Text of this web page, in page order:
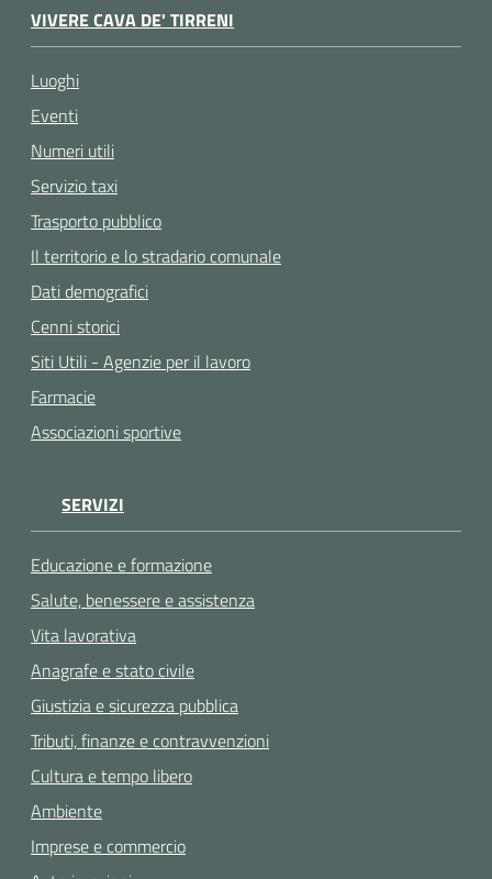
VIVERE CAVA DE' TIRRENI
Luoghi
Eventi
Numeri utili
Servizio taxi
Trasporto pubblico
Il territorio e lo stradario comunale
Dati demografici
Cenni storici
Siti Utili - Agenzie per il lavoro
Farmacie
Associazioni sportive
SERVIZI
Educazione e formazione
Salute, benessere e assistenza
Vita lavorativa
Anagrafe e stato civile
Giustizia e sicurezza pubblica
Tributi, finanze e contravvenzioni
Cultura e tempo libero
Ambiente
Imprese e commercio